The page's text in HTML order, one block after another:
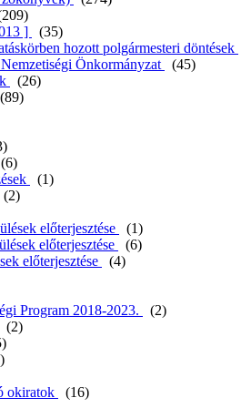
]
(35)
hozott polgármesteri döntések
Önkormányzat
(45)
(26)
(89)
(6)
(1)
(2)
előterjesztése
(1)
előterjesztése
(6)
előterjesztése
(4)
Program 2018-2023.
(2)
(2)
okiratok
(16)